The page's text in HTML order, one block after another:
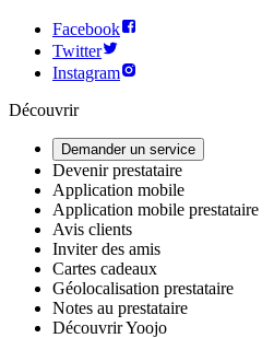
Facebook
Twitter
Instagram
Découvrir
Demander un service
Devenir prestataire
Application mobile
Application mobile prestataire
Avis clients
Inviter des amis
Cartes cadeaux
Géolocalisation prestataire
Notes au prestataire
Découvrir Yoojo